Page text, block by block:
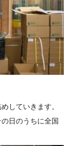
していきます。
日のうちに全国